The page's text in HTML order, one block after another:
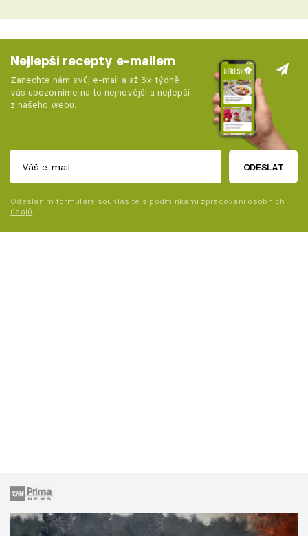
Nejlepší recepty e-mailem
Zanechte nám svůj e-mail a až 5x týdně
vás upozorníme na to nejnovější a nejlepší
z našeho webu.
ODESLAT
Odesláním formuláře souhlasíte s podmínkami zpracování osobních
údajů